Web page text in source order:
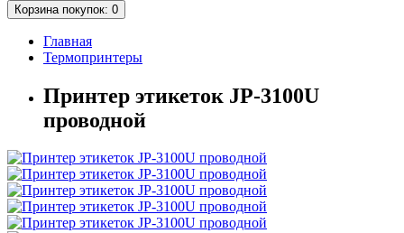
Корзина покупок: 0
Главная
Термопринтеры
Принтер этикеток JP-3100U
проводной